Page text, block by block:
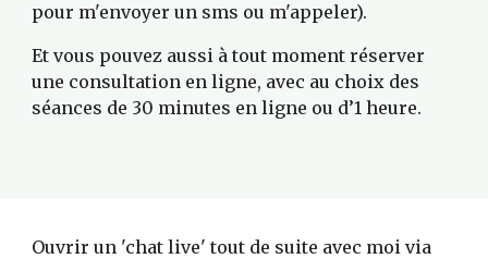
pour m'envoyer un sms ou m'appeler).
Et vous pouvez aussi à tout moment réserver
une consultation en ligne, avec au choix des
séances de 30 minutes en ligne ou d’1 heure.
Ouvrir un 'chat live' tout de suite avec moi via